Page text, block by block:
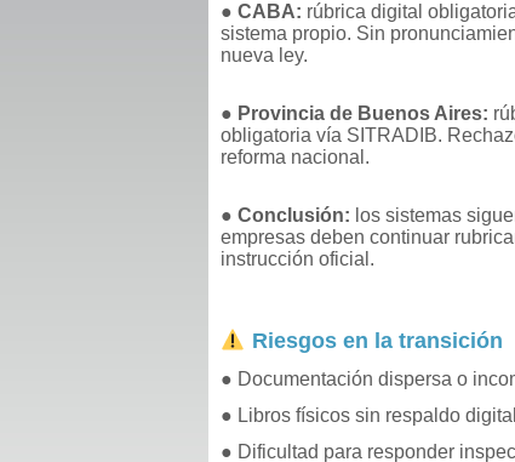
● CABA: rúbrica digital
sistema propio. Sin
nueva ley.
● Provincia de Buenos Aires:
obligatoria vía SITRADIB.
reforma nacional.
● Conclusión: los sistemas
empresas deben continuar
instrucción oficial.
Riesgos en la transición
● Documentación dispersa o
● Libros físicos sin respaldo
● Dificultad para responder